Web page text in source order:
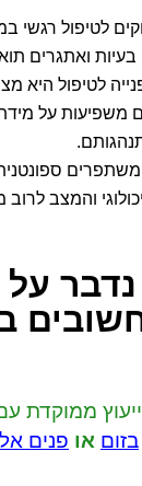
לטיפול
ואתגרים
לטיפול היא
משפיעות על
ספונטנית,
והמצב
נדבר על
ממוקדת
בזום או פנים